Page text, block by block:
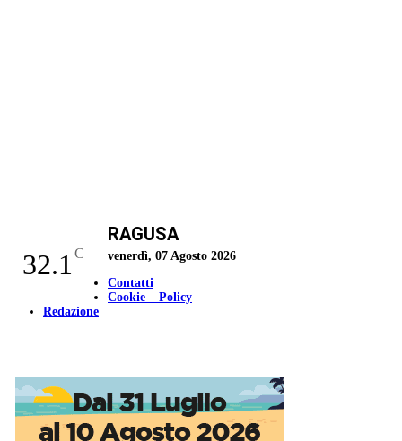
32.1 C
RAGUSA
venerdì, 07 Agosto 2026
Contatti
Cookie – Policy
Redazione